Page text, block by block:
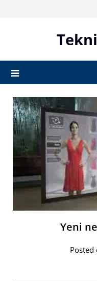
Yeni
Posted